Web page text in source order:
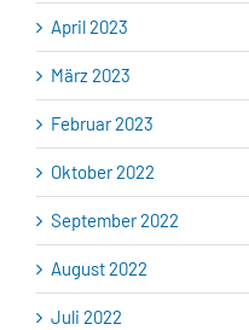
April 2023
März 2023
Februar 2023
Oktober 2022
September 2022
August 2022
Juli 2022